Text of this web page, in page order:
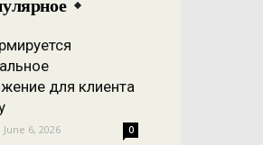
для клиента
June 6, 2026 0